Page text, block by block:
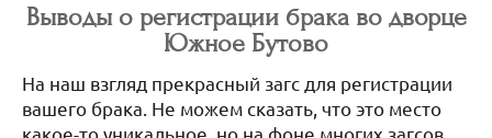
Выводы о регистрации брака во дворце
Южное Бутово
На наш взгляд прекрасный загс для регистрации
вашего брака. Не можем сказать, что это место